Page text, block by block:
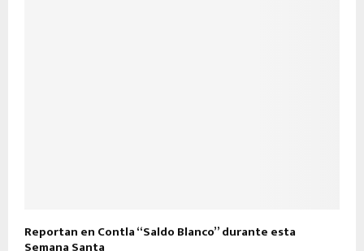
Reportan en Contla “Saldo Blanco” durante esta